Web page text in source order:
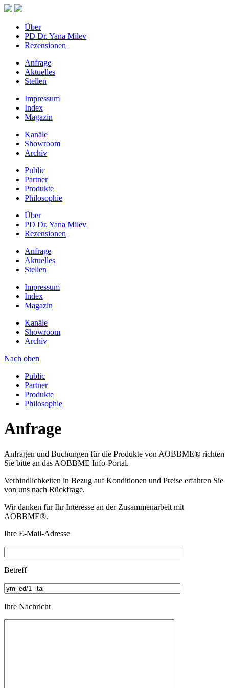
Über
PD Dr. Yana Milev
Rezensionen
Anfrage
Aktuelles
Stellen
Impressum
Index
Magazin
Kanäle
Showroom
Archiv
Public
Partner
Produkte
Philosophie
Über
PD Dr. Yana Milev
Rezensionen
Anfrage
Aktuelles
Stellen
Impressum
Index
Magazin
Kanäle
Showroom
Archiv
Nach oben
Public
Partner
Produkte
Philosophie
Anfrage
Anfragen und Buchungen für die Produkte von AOBBME® richten
Sie bitte an das AOBBME Info-Portal.
Verbindlichkeiten in Bezug auf Konditionen und Preise erfahren Sie
von uns nach Rückfrage.
Wir danken für Ihr Interesse an der Zusammenarbeit mit
AOBBME®.
Ihre E-Mail-Adresse
Betreff
Ihre Nachricht